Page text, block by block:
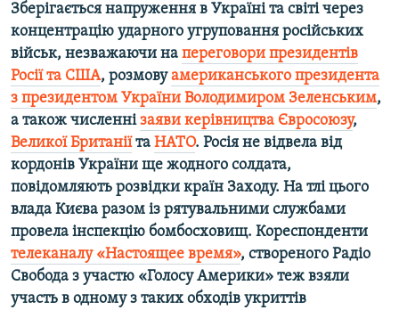
Зберігається напруження в Україні та світі через
концентрацію ударного угруповання російських
військ, незважаючи на переговори президентів
Росії та США, розмовуамериканського президента
з президентом України Володимиром Зеленським,
а також численнізаяви керівництва Євросоюзу,
Великої Британіїта НАТО. Росія не відвела від
кордонів України ще жодного солдата,
повідомляють розвідки країн Заходу. На тлі цього
влада Києва разом із рятувальними службами
провела інспекцію бомбосховищ. Кореспонденти
телеканалу «Настоящее время», створеного Радіо
Свобода з участю «Голосу Америки» теж взяли
участь в одному з таких обходів укриттів